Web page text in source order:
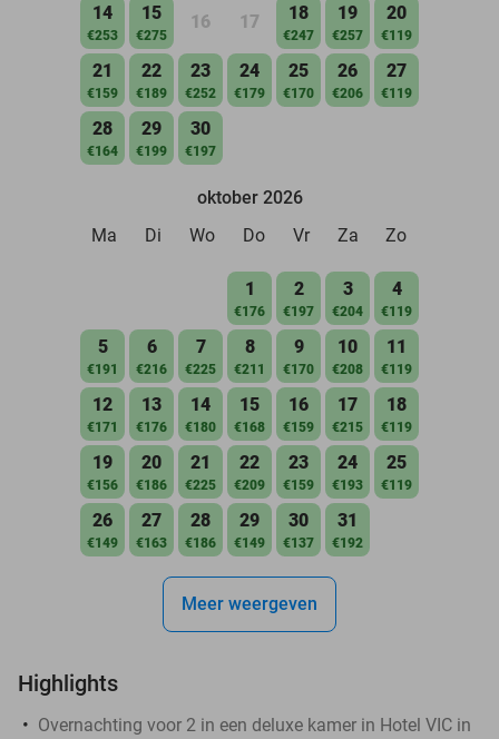
14
€253
15
€275
16 17 18
€247
19
€257
20
€119
21
€159
22
€189
23
€252
24
€179
25
€170
26
€206
27
€119
28
€164
29
€199
30
€197
oktober 2026
Ma
Di Wo Do Vr Za Zo
1
€176
2
€197
3
€204
4
€119
5
€191
6
€216
7
€225
8
€211
9
€170
10
€208
11
€119
12
€171
13
€176
14
€180
15
€168
16
€159
17
€215
18
€119
19
€156
20
€186
21
€225
22
€209
23
€159
24
€193
25
€119
26
€149
27
€163
28
€186
29
€149
30
€137
31
€192
Meer weergeven
Highlights
Overnachting voor 2 in een deluxe kamer in Hotel VIC in